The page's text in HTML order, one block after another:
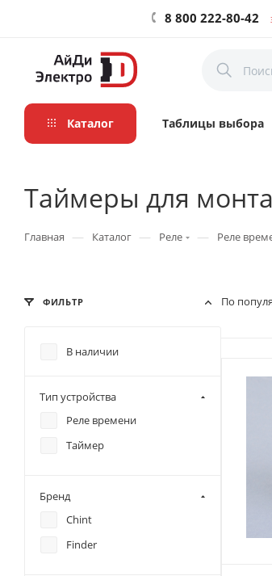
8 800 222-80-42
Каталог Таблицы выбора
Таймеры для
Главная — Каталог — Реле — Реле
По
ФИЛЬТР
В наличии
Тип устройства
Реле времени
Таймер
Бренд
Chint
Finder